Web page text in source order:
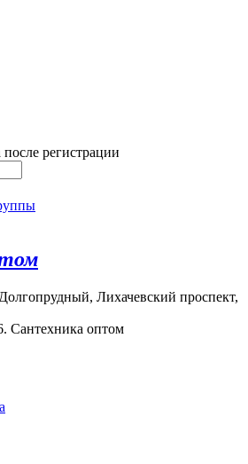
регистрации
Лихачевский проспект,
Сантехника оптом